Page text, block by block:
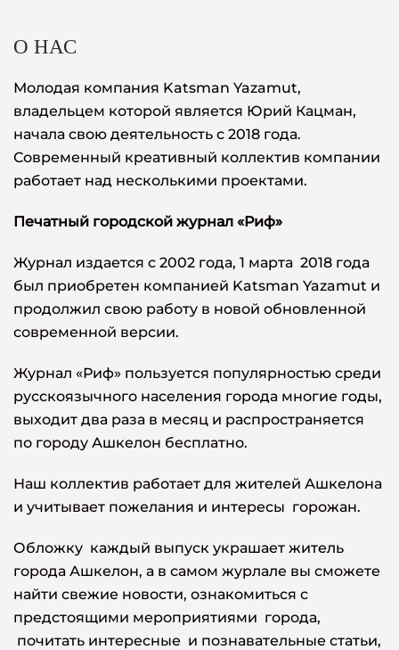
О НАС
Молодая компания Katsman Yazamut,
владельцем которой является Юрий Кацман,
начала свою деятельность с 2018 года.
Современный креативный коллектив компании
работает над несколькими проектами.
Печатный городской журнал «Риф»
Журнал издается с 2002 года, 1 марта 2018 года
был приобретен компанией Katsman Yazamut и
продолжил свою работу в новой обновленной
современной версии.
Журнал «Риф» пользуется популярностью среди
русскоязычного населения города многие годы,
выходит два раза в месяц и распространяется
по городу Ашкелон бесплатно.
Наш коллектив работает для жителей Ашкелона
и учитывает пожелания и интересы горожан.
Обложку каждый выпуск украшает житель
города Ашкелон, а в самом журлале вы сможете
найти свежие новости, ознакомиться с
предстоящими мероприятиями города,
почитать интересные и познавательные статьи,